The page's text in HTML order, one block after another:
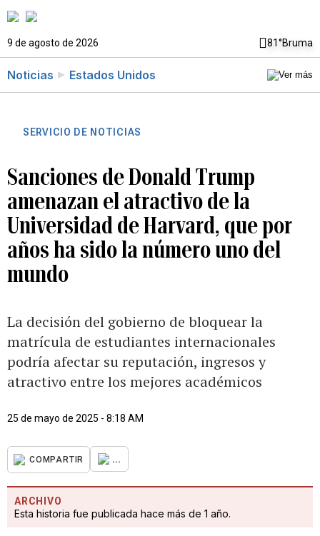
9 de agosto de 2026 81°Bruma
Noticias Estados Unidos
SERVICIO DE NOTICIAS
Sanciones de Donald Trump
amenazan el atractivo de la
Universidad de Harvard, que por
años ha sido la número uno del
mundo
La decisión del gobierno de bloquear la
matrícula de estudiantes internacionales
podría afectar su reputación, ingresos y
atractivo entre los mejores académicos
25 de mayo de 2025 - 8:18 AM
COMPARTIR ...
ARCHIVO
Esta historia fue publicada hace más de 1 año.